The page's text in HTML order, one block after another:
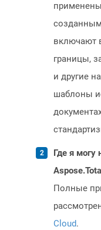
включают
границы,
и другие
шаблоны
Где я
Полные
Cloud.